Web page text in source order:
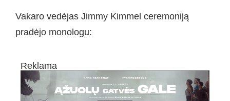
Vakaro vedėjas Jimmy Kimmel ceremoniją
pradėjo monologu:
Reklama